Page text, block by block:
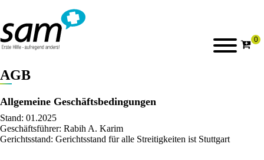
AGB
Allgemeine Geschäftsbedingungen
Stand: 01.2025
Geschäftsführer: Rabih A. Karim
Gerichtsstand: Gerichtsstand für alle Streitigkeiten ist Stuttgart